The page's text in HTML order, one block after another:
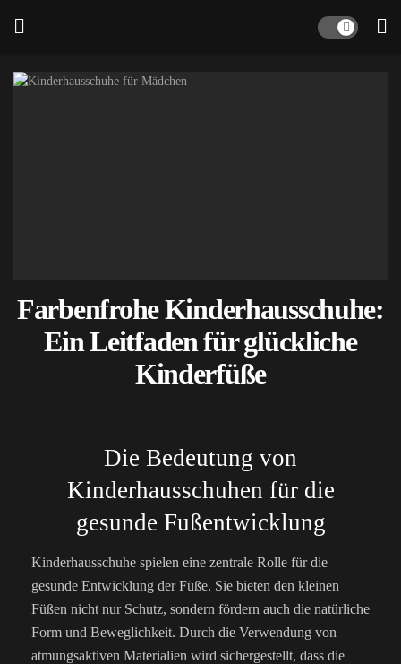
Farbenfrohe Kinderhausschuhe:
Ein Leitfaden für glückliche
Kinderfüße
Die Bedeutung von
Kinderhausschuhen für die
gesunde Fußentwicklung
Kinderhausschuhe spielen eine zentrale Rolle für die
gesunde Entwicklung der Füße. Sie bieten den kleinen
Füßen nicht nur Schutz, sondern fördern auch die natürliche
Form und Beweglichkeit. Durch die Verwendung von
atmungsaktiven Materialien wird sichergestellt, dass die